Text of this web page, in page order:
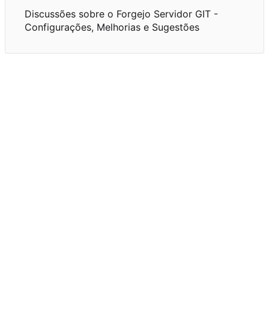
Discussões sobre o Forgejo Servidor GIT -
Configurações, Melhorias e Sugestões